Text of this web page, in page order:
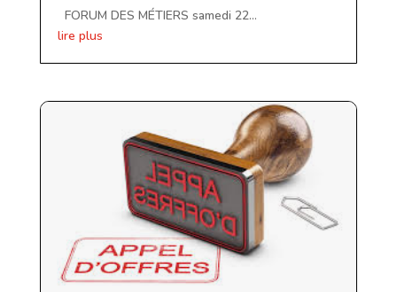
FORUM DES MÉTIERS samedi 22...
lire plus